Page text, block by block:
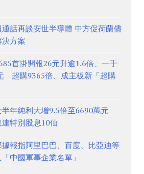
話再談安世半導體 中方促荷蘭儘
方案
首掛開報26元升逾1.6倍、一手
超購9365倍、成主板新「超購
半年純利大增9.5倍至6690萬元
特別股息10仙
報指阿里巴巴、百度、比亞迪等
中國軍事企業名單」